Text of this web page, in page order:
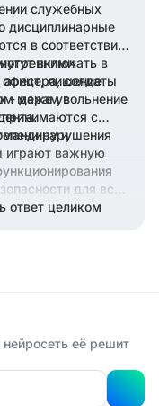
служебных
дисциплинарные
в соответствии
солдаты
мерам в
включать в
лишение
- даже увольнение
с
нарушения
и
играют важную
для всех
ответ целиком
её решит